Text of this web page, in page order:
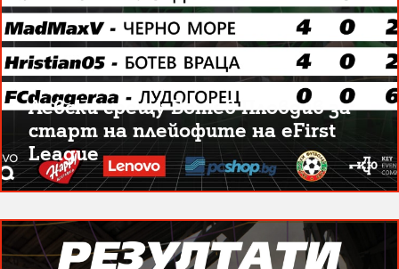
Левски срещу Ботев Пловдив за
старт на плейофите на eFirst
League